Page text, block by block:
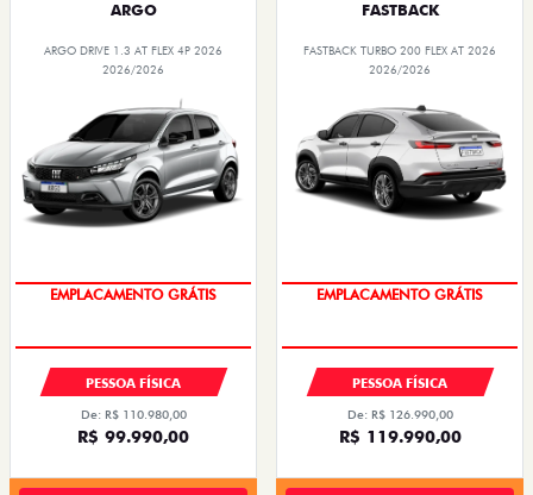
ARGO
ARGO DRIVE 1.3 AT FLEX 4P 2026
2026/2026
OPORTUNIDADE
PESSOA FÍSICA
De: R$ 110.980,00
R$ 99.990,00
FASTBACK
FASTBACK TURBO 200 FLEX AT 2026
2026/2026
OPORTUNIDADE
PESSOA FÍSICA
De: R$ 126.990,00
R$ 119.990,00